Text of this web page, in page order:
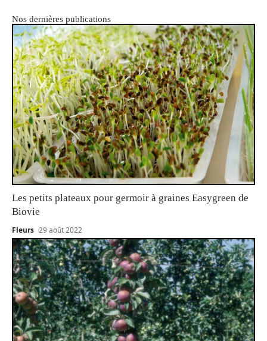
Nos dernières publications
Les petits plateaux pour germoir à graines Easygreen de
Biovie
Fleurs 29 août 2022